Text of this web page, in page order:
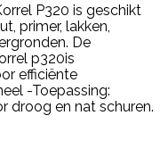
P320 is geschikt
primer, lakken,
De
p320is
efficiënte
-Toepassing:
droog en nat schuren.